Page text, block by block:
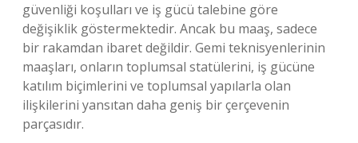
güvenliği koşulları ve iş gücü talebine göre
değişiklik göstermektedir. Ancak bu maaş, sadece
bir rakamdan ibaret değildir. Gemi teknisyenlerinin
maaşları, onların toplumsal statülerini, iş gücüne
katılım biçimlerini ve toplumsal yapılarla olan
ilişkilerini yansıtan daha geniş bir çerçevenin
parçasıdır.